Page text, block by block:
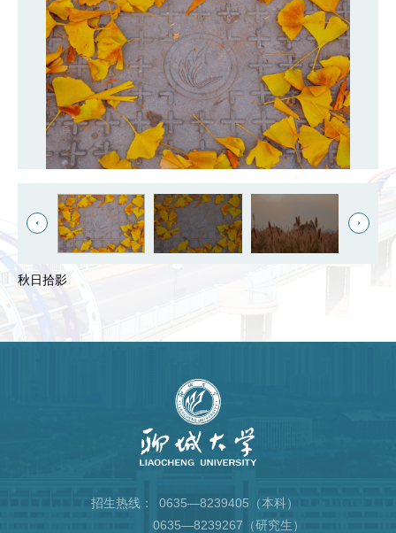
秋日拾影
招生热线：
0635—8239405（本科）
0635—8239267（研究生）